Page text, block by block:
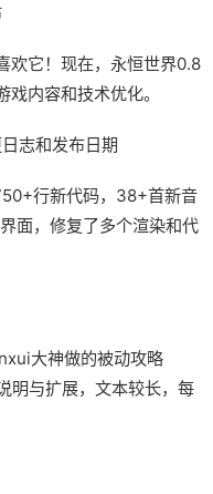
欢它！现在，永恒世界0.8
内容和技术优化。
志和发布日期
行新代码，38+首新音
面，修复了多个渲染和代
大神做的被动攻略
明与扩展，文本较长，每